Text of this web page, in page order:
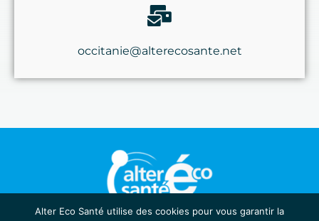
occitanie@alterecosante.net
Alter Eco Santé utilise des cookies pour vous garantir la